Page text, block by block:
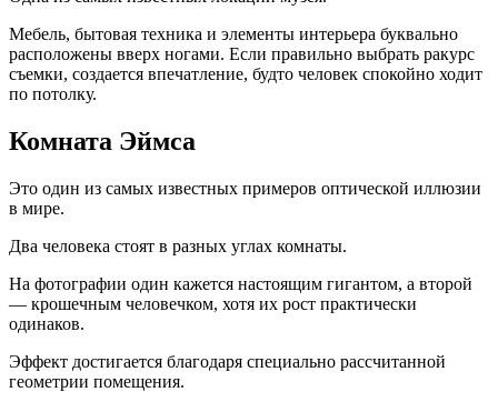
Мебель, бытовая техника и элементы интерьера буквально
расположены вверх ногами. Если правильно выбрать ракурс
съемки, создается впечатление, будто человек спокойно ходит
по потолку.
Комната Эймса
Это один из самых известных примеров оптической иллюзии
в мире.
Два человека стоят в разных углах комнаты.
На фотографии один кажется настоящим гигантом, а второй
— крошечным человечком, хотя их рост практически
одинаков.
Эффект достигается благодаря специально рассчитанной
геометрии помещения.